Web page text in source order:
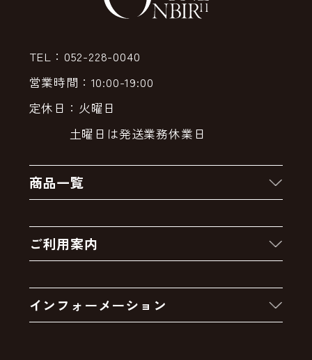
TEL：052-228-0040
営業時間：10:00-19:00
定休日：火曜日
土曜日は発送業務休業日
商品一覧
クーポン
卸販売・大量注文
ご利用案内
お支払いについて
インフォーメーション